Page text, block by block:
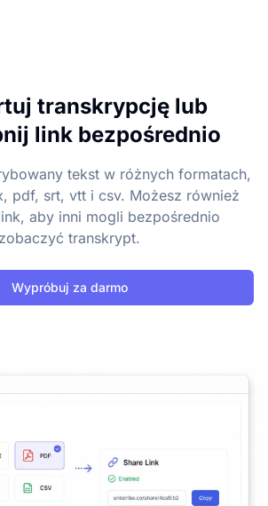
transkrypcję lub
link bezpośrednio
tekst w różnych formatach,
pdf, srt, vtt i csv. Możesz również
aby inni mogli bezpośrednio
zobaczyć transkrypt.
Wypróbuj za darmo